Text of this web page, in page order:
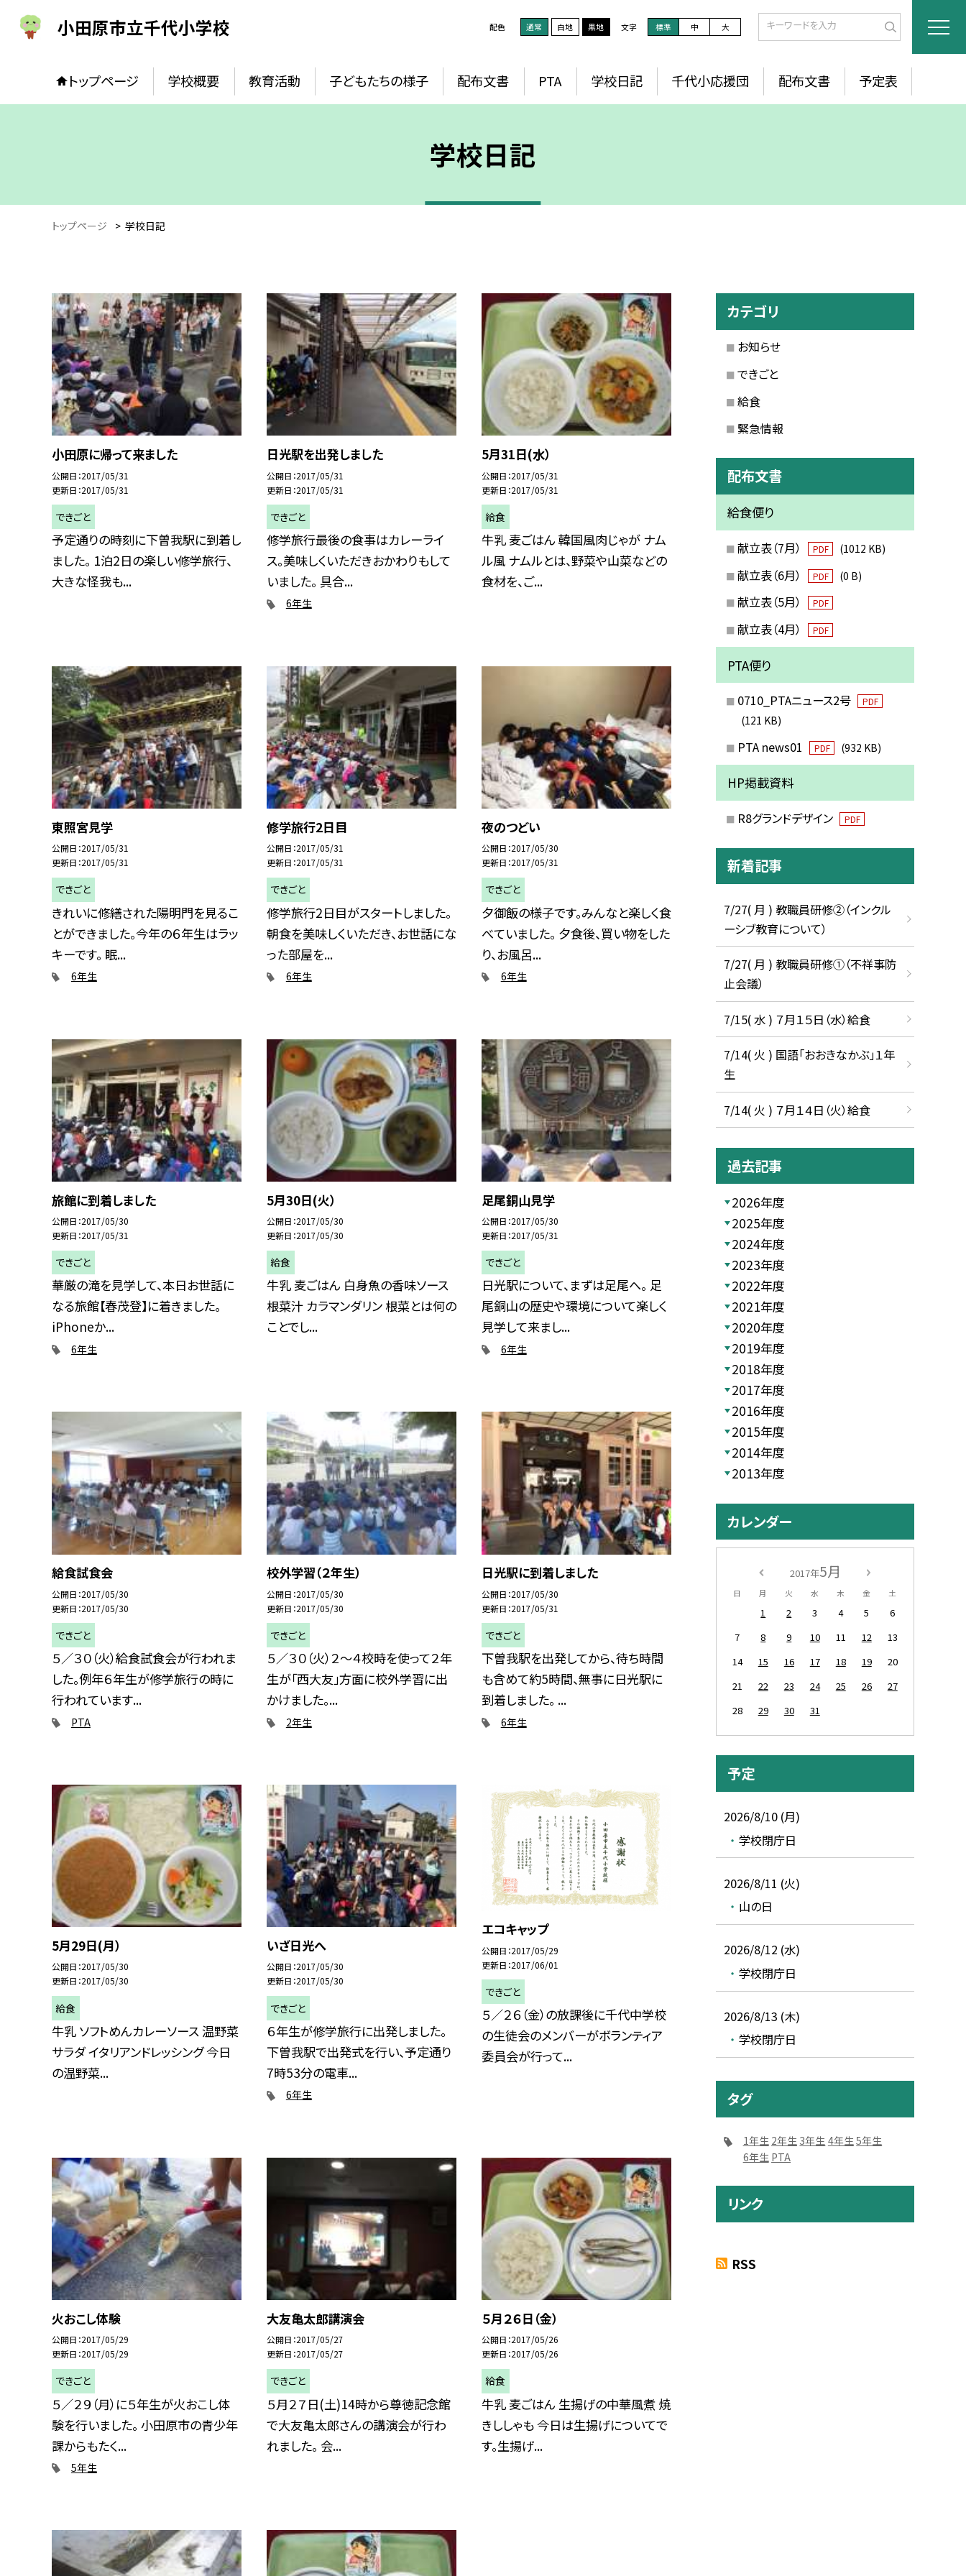
小田原市立千代小学校 配色 通常 白地 黒地 文字 標準 中 大
トップページ 学校概要 教育活動 子どもたちの様子 配布文書 PTA 学校日記 千代小応援団 配布文書 予定表
学校日記
トップページ > 学校日記
小田原に帰って来ました
公開日 2017/05/31
更新日 2017/05/31
できごと
予定通りの時刻に下曽我駅に到着し
ました。 1泊2日の楽しい修学旅行、
大きな怪我も...
日光駅を出発しました
公開日 2017/05/31
更新日 2017/05/31
できごと
修学旅行最後の食事はカレーライ
ス。美味しくいただきおかわりもして
いました。 具合...
6年生
5月31日(水）
公開日 2017/05/31
更新日 2017/05/31
給食
牛乳 麦ごはん 韓国風肉じゃが ナム
ル風 ナムルとは、野菜や山菜などの
食材を、ご...
東照宮見学
公開日 2017/05/31
更新日 2017/05/31
できごと
きれいに修繕された陽明門を見るこ
とができました。今年の６年生はラッ
キーです。 眠...
6年生
修学旅行2日目
公開日 2017/05/31
更新日 2017/05/31
できごと
修学旅行2日目がスタートしました。
朝食を美味しくいただき、お世話にな
った部屋を...
6年生
夜のつどい
公開日 2017/05/30
更新日 2017/05/31
できごと
夕御飯の様子です。みんなと楽しく食
べていました。 夕食後、買い物をした
り、お風呂...
6年生
旅館に到着しました
公開日 2017/05/30
更新日 2017/05/31
できごと
華厳の滝を見学して、本日お世話に
なる旅館【春茂登】に着きました。
iPhoneか...
6年生
5月30日(火）
公開日 2017/05/30
更新日 2017/05/30
給食
牛乳 麦ごはん 白身魚の香味ソース
根菜汁 カラマンダリン 根菜とは何の
ことでし...
足尾銅山見学
公開日 2017/05/30
更新日 2017/05/31
できごと
日光駅について、まずは足尾へ。 足
尾銅山の歴史や環境について楽しく
見学して来まし...
6年生
給食試食会
公開日 2017/05/30
更新日 2017/05/30
できごと
５／３０（火）給食試食会が行われま
した。例年６年生が修学旅行の時に
行われています...
PTA
校外学習（２年生）
公開日 2017/05/30
更新日 2017/05/30
できごと
５／３０（火）２〜４校時を使って２年
生が「西大友」方面に校外学習に出
かけました。...
2年生
日光駅に到着しました
公開日 2017/05/30
更新日 2017/05/31
できごと
下曽我駅を出発してから、待ち時間
も含めて約5時間、無事に日光駅に
到着しました。 ...
6年生
5月29日(月）
公開日 2017/05/30
更新日 2017/05/30
給食
牛乳 ソフトめんカレーソース 温野菜
サラダ イタリアンドレッシング 今日
の温野菜...
いざ日光へ
公開日 2017/05/30
更新日 2017/05/30
できごと
６年生が修学旅行に出発しました。
下曽我駅で出発式を行い、予定通り
7時53分の電車...
6年生
エコキャップ
公開日 2017/05/29
更新日 2017/06/01
できごと
５／２６（金）の放課後に千代中学校
の生徒会のメンバーがボランティア
委員会が行って...
火おこし体験
公開日 2017/05/29
更新日 2017/05/29
できごと
５／２９（月）に５年生が火おこし体
験を行いました。 小田原市の青少年
課からもたく...
5年生
大友亀太郎講演会
公開日 2017/05/27
更新日 2017/05/27
できごと
５月２７日(土)14時から尊徳記念館
で大友亀太郎さんの講演会が行わ
れました。 会...
５月２６日（金）
公開日 2017/05/26
更新日 2017/05/26
給食
牛乳 麦ごはん 生揚げの中華風煮 焼
きししゃも 今日は生揚げについてで
す。生揚げ...
カテゴリ
お知らせ
できごと
給食
緊急情報
配布文書
給食便り
献立表（7月） PDF (1012 KB)
献立表（6月） PDF (0 B)
献立表（5月） PDF
献立表（4月） PDF
PTA便り
0710_PTAニュース2号 PDF
(121 KB)
PTA news01 PDF (932 KB)
HP掲載資料
R8グランドデザイン PDF
新着記事
7/27( 月 ) 教職員研修②（インクル
ーシブ教育について）
7/27( 月 ) 教職員研修①（不祥事防
止会議）
7/15( 水 ) ７月１５日（水）給食
7/14( 火 ) 国語「おおきなかぶ」１年
生
7/14( 火 ) ７月１４日（火）給食
過去記事
2026年度
2025年度
2024年度
2023年度
2022年度
2021年度
2020年度
2019年度
2018年度
2017年度
2016年度
2015年度
2014年度
2013年度
カレンダー
2017年5月
日 月 火 水 木 金 土
1 2 3 4 5
6
7
8 9 10 11 12
13
14
15 16 17 18 19
20
21
22 23 24 25 26
27
28
29 30 31
予定
2026/8/10 (月)
学校閉庁日
2026/8/11 (火)
山の日
2026/8/12 (水)
学校閉庁日
2026/8/13 (木)
学校閉庁日
タグ
1年生 2年生 3年生 4年生5年生
6年生 PTA
リンク
RSS